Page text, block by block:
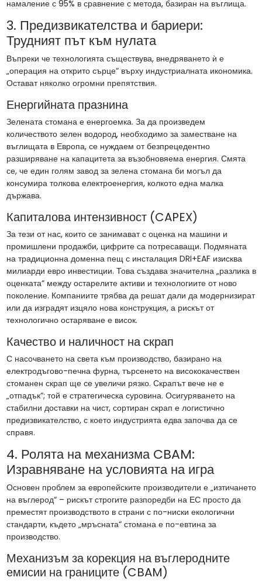
намаление с 95% в сравнение с метода, базиран на въглища.
3. Предизвикателства и бариери:
Трудният път към нулата
Въпреки че технологията съществува, внедряването ѝ е
„операция на открито сърце“ върху индустриалната икономика.
Остават няколко огромни препятствия.
Енергийната празнина
Зелената стомана е енергоемка. За да произведем
количеството зелен водород, необходимо за заместване на
въглищата в Европа, се нуждаем от безпрецедентно
разширяване на капацитета за възобновяема енергия. Смята
се, че един голям завод за зелена стомана би могъл да
консумира толкова електроенергия, колкото една малка
държава.
Капиталова интензивност (CAPEX)
За тези от нас, които се занимават с оценка на машини и
промишлени продажби, цифрите са потресаващи. Подмяната
на традиционна доменна пещ с инсталация DRI+EAF изисква
милиарди евро инвестиции. Това създава значителна „разлика в
оценката“ между остарелите активи и технологиите от ново
поколение. Компаниите трябва да решат дали да модернизират
или да изградят изцяло нова конструкция, а рискът от
технологично остаряване е висок.
Качество и наличност на скрап
С насочването на света към производство, базирано на
електродъгово-печна фурна, търсенето на висококачествен
стоманен скрап ще се увеличи рязко. Скрапът вече не е
„отпадък“; той е стратегическа суровина. Осигуряването на
стабилни доставки на чист, сортиран скрап е логистично
предизвикателство, с което индустрията едва започва да се
справя.
4. Ролята на механизма CBAM:
Изравняване на условията на игра
Основен проблем за европейските производители е „изтичането
на въглерод“ – рискът строгите разпоредби на ЕС просто да
преместят производството в страни с по-ниски екологични
стандарти, където „мръсната“ стомана е по-евтина за
производство.
Механизъм за корекция на въглеродните
емисии на границите (CBAM)